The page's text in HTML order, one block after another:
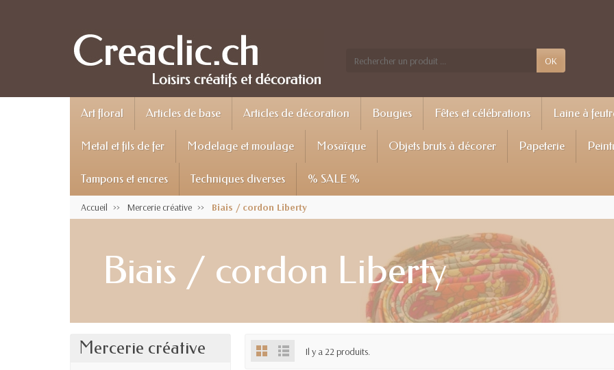
OK
Art floral Articles de base Articles de décoration Bougies Fêtes et célébrations Laine à
Metal et fils de fer Modelage et moulage Mosaïque Objets bruts à décorer Papeterie
Tampons et encres Techniques diverses % SALE %
Accueil Mercerie créative Biais / cordon Liberty
Biais / cordon Liberty
Mercerie créative Il y a 22 produits.